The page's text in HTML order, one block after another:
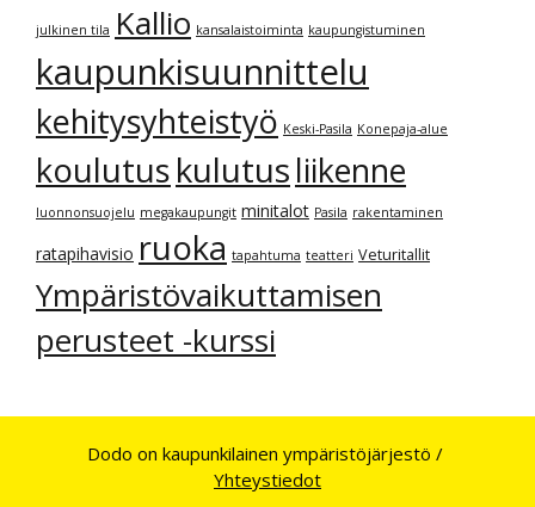
julkinen tila Kallio kansalaistoiminta kaupungistuminen
kaupunkisuunnittelu
kehitysyhteistyö Keski-Pasila Konepaja-alue
koulutuskulutusliikenne
luonnonsuojelu megakaupungit minitalot Pasila rakentaminen
ratapihavisio ruoka tapahtuma teatteri Veturitallit
Ympäristövaikuttamisen
perusteet -kurssi
Dodo on kaupunkilainen ympäristöjärjestö /
Yhteystiedot